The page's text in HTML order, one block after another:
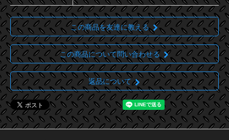
この商品を友達に教える
この商品について問い合わせる
返品について